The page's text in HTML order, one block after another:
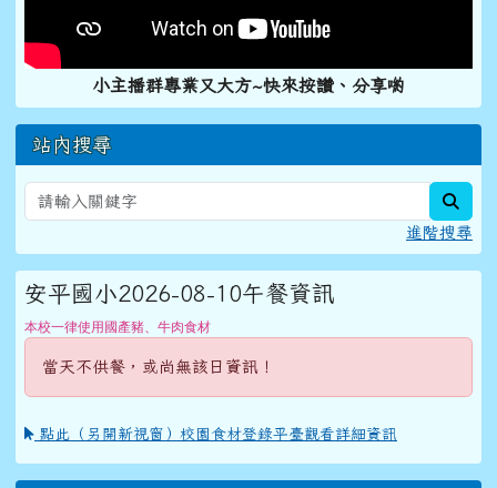
小主播群專業又大方~快來按讚、分享喲
站內搜尋
進階搜尋
安平國小2026-08-10午餐資訊
本校一律使用國產豬、牛肉食材
當天不供餐，或尚無該日資訊！
點此（另開新視窗）校園食材登錄平臺觀看詳細資訊